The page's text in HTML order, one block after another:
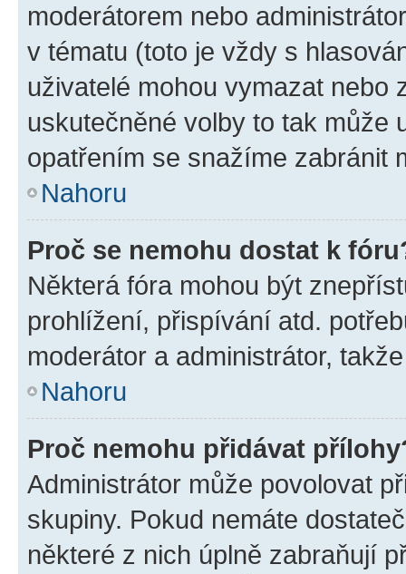
moderátorem nebo
v tématu (toto je vždy s
uživatelé mohou vymazat nebo
uskutečněné volby to tak může
opatřením se snažíme zabránit
Nahoru
Proč se nemohu dostat k
Některá fóra mohou být
prohlížení, přispívání atd.
moderátor a administrátor,
Nahoru
Proč nemohu přidávat
Administrátor může povolovat
skupiny. Pokud nemáte
některé z nich úplně zabraňují